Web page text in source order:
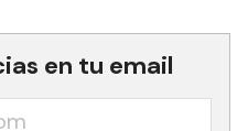
en tu email